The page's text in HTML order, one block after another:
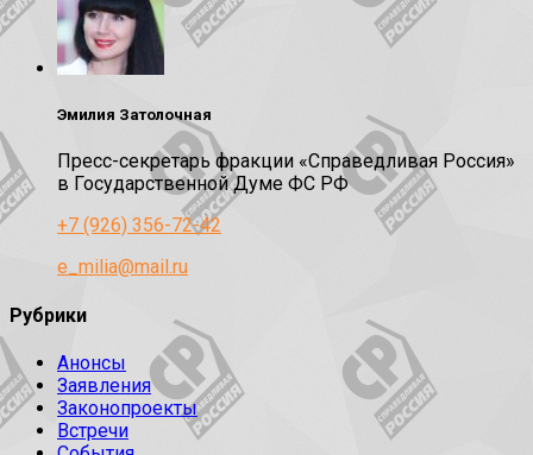
Эмилия Затолочная
Пресс-секретарь фракции «Справедливая Россия»
в Государственной Думе ФС РФ
+7 (926) 356-72-42
e_milia@mail.ru
Рубрики
Анонсы
Заявления
Законопроекты
Встречи